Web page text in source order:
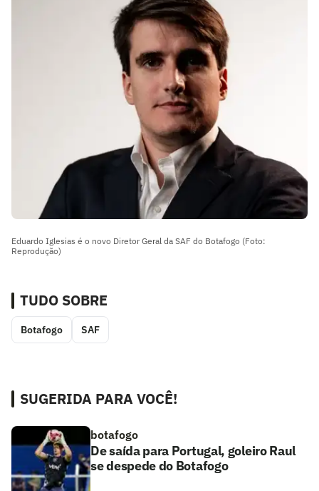
Eduardo Iglesias é o novo Diretor Geral da SAF do Botafogo (Foto:
Reprodução)
TUDO SOBRE
Botafogo SAF
SUGERIDA PARA VOCÊ!
botafogo
De saída para Portugal, goleiro Raul
se despede do Botafogo